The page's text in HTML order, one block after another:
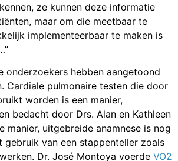
ze kunnen deze informatie
maar om die meetbaar te
implementeerbaar te maken is
onderzoekers hebben aangetoond
Cardiale pulmonaire testen die door
worden is een manier,
bedacht door Drs. Alan en Kathleen
manier, uitgebreide anamnese is nog
gebruik van een stappenteller zoals
Dr. José Montoya voerde VO2